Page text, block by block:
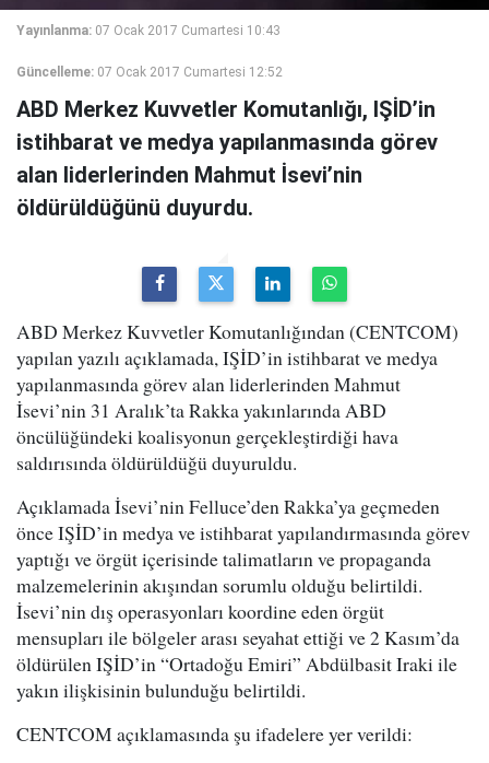
Yayınlanma: 07 Ocak 2017 Cumartesi 10:43
Güncelleme: 07 Ocak 2017 Cumartesi 12:52
ABD Merkez Kuvvetler Komutanlığı, IŞİD’in
istihbarat ve medya yapılanmasında görev
alan liderlerinden Mahmut İsevi’nin
öldürüldüğünü duyurdu.
ABD Merkez Kuvvetler Komutanlığından (CENTCOM)
yapılan yazılı açıklamada, IŞİD’in istihbarat ve medya
yapılanmasında görev alan liderlerinden Mahmut
İsevi’nin 31 Aralık’ta Rakka yakınlarında ABD
öncülüğündeki koalisyonun gerçekleştirdiği hava
saldırısında öldürüldüğü duyuruldu.
Açıklamada İsevi’nin Felluce’den Rakka’ya geçmeden
önce IŞİD’in medya ve istihbarat yapılandırmasında görev
yaptığı ve örgüt içerisinde talimatların ve propaganda
malzemelerinin akışından sorumlu olduğu belirtildi.
İsevi’nin dış operasyonları koordine eden örgüt
mensupları ile bölgeler arası seyahat ettiği ve 2 Kasım’da
öldürülen IŞİD’in “Ortadoğu Emiri” Abdülbasit Iraki ile
yakın ilişkisinin bulunduğu belirtildi.
CENTCOM açıklamasında şu ifadelere yer verildi: